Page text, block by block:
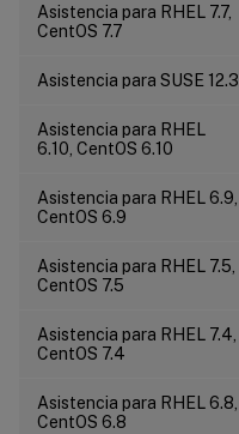
Asistencia para RHEL 7.7,
CentOS 7.7
Asistencia para SUSE 12.3
Asistencia para RHEL
6.10, CentOS 6.10
Asistencia para RHEL 6.9,
CentOS 6.9
Asistencia para RHEL 7.5,
CentOS 7.5
Asistencia para RHEL 7.4,
CentOS 7.4
Asistencia para RHEL 6.8,
CentOS 6.8